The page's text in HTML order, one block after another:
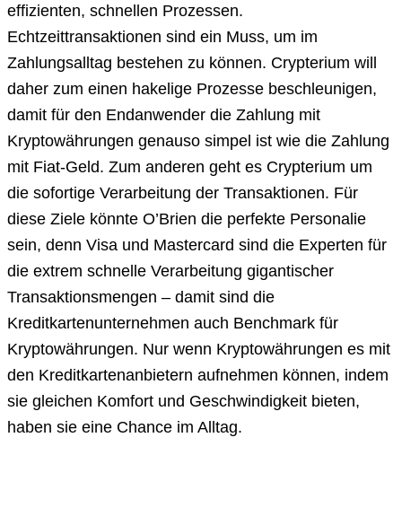
effizienten, schnellen Prozessen.
Echtzeittransaktionen sind ein Muss, um im
Zahlungsalltag bestehen zu können. Crypterium will
daher zum einen hakelige Prozesse beschleunigen,
damit für den Endanwender die Zahlung mit
Kryptowährungen genauso simpel ist wie die Zahlung
mit Fiat-Geld. Zum anderen geht es Crypterium um
die sofortige Verarbeitung der Transaktionen. Für
diese Ziele könnte O’Brien die perfekte Personalie
sein, denn Visa und Mastercard sind die Experten für
die extrem schnelle Verarbeitung gigantischer
Transaktionsmengen – damit sind die
Kreditkartenunternehmen auch Benchmark für
Kryptowährungen. Nur wenn Kryptowährungen es mit
den Kreditkartenanbietern aufnehmen können, indem
sie gleichen Komfort und Geschwindigkeit bieten,
haben sie eine Chance im Alltag.